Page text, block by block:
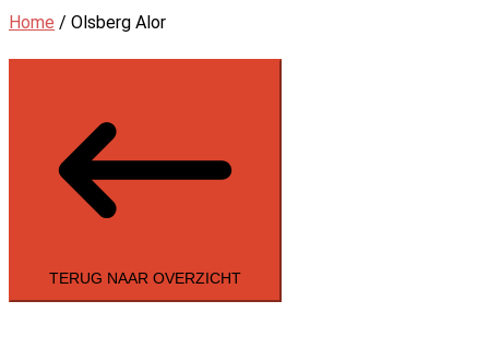
Home / Olsberg Alor
TERUG NAAR OVERZICHT